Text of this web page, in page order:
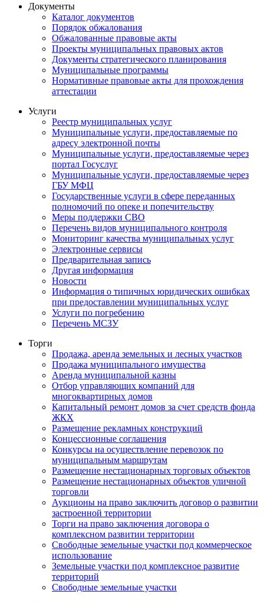
Документы
Каталог документов
Порядок обжалования
Обжалованные правовые акты
Проекты муниципальных правовых актов
Документы стратегического планирования
Муниципальные программы
Нормативные правовые акты для прохождения
аттестации
Услуги
Реестр муниципальных услуг
Муниципальные услуги, предоставляемые по
адресу электронной почты
Муниципальные услуги, предоставляемые через
портал Госуслуг
Муниципальные услуги, предоставляемые через
ГБУ МФЦ
Государственные услуги в сфере переданных
полномочий по опеке и попечительству
Меры поддержки СВО
Перечень видов муниципального контроля
Мониторинг качества муниципальных услуг
Электронные сервисы
Предварительная запись
Другая информация
Новости
Информация о типичных юридических ошибках
при предоставлении муниципальных услуг
Услуги по погребению
Перечень МСЗУ
Торги
Продажа, аренда земельных и лесных участков
Продажа муниципального имущества
Аренда муниципальной казны
Отбор управляющих компаний для
многоквартирных домов
Капитальный ремонт домов за счет средств фонда
ЖКХ
Размещение рекламных конструкций
Концессионные соглашения
Конкурсы на осуществление перевозок по
муниципальным маршрутам
Размещение нестационарных торговых объектов
Размещение нестационарных объектов уличной
торговли
Аукционы на право заключить договор о развитии
застроенной территории
Торги на право заключения договора о
комплексном развитии территории
Свободные земельные участки под коммерческое
использование
Земельные участки под комплексное развитие
территорий
Свободные земельные участки